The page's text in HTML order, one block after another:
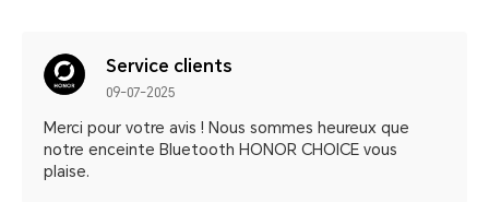
Service clients
09-07-2025
Merci pour votre avis ! Nous sommes heureux que
notre enceinte Bluetooth HONOR CHOICE vous
plaise.